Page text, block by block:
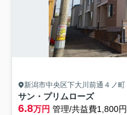
新潟市中央区下大川前通４ノ町
サン・プリムローズ
6.8万円 管理/共益費1,800円